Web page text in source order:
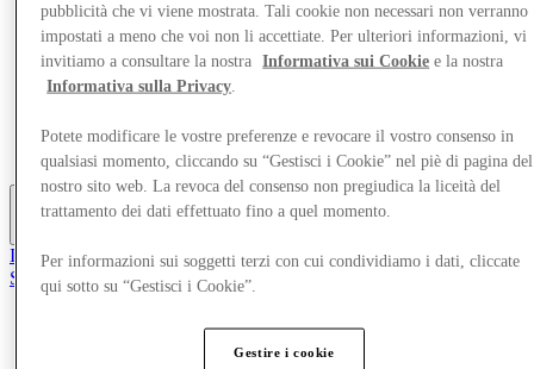
Negozi
Offerte
Pianifica la tua visita
Cosa c'è in programma
Gift Card
Servizi
Il Club
Salvata
it
pubblicità che vi viene mostrata. Tali cookie non necessari non verranno
impostati a meno che voi non li accettiate. Per ulteriori informazioni, vi
invitiamo a consultare la nostra
Informativa sui Cookie e la nostra
Informativa sulla Privacy
Potete modificare le vostre preferenze e revocare il vostro consenso in
qualsiasi momento, cliccando su “Gestisci i Cookie” nel piè di pagina del
nostro sito web. La revoca del consenso non pregiudica la liceità del
trattamento dei dati effettuato fino a quel momento.
Per informazioni sui soggetti terzi con cui condividiamo i dati, cliccate
qui sotto su “Gestisci i Cookie”.
Gestire i cookie